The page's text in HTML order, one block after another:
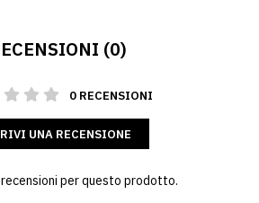
(0)
0 RECENSIONI
UNA RECENSIONE
recensioni per questo prodotto.